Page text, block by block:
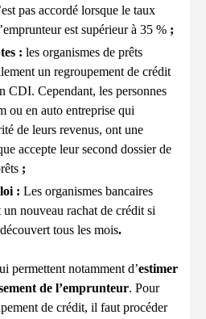
pas accordé lorsque le taux
est supérieur à 35 % ;
: les organismes de prêts
un regroupement de crédit
CDI. Cependant, les personnes
ou en auto entreprise qui
de leurs revenus, ont une
accepte leur second dossier de
;
: Les organismes bancaires
un nouveau rachat de crédit si
tous les mois.
permettent notamment d’estimer
de l’emprunteur. Pour
de crédit, il faut procéder